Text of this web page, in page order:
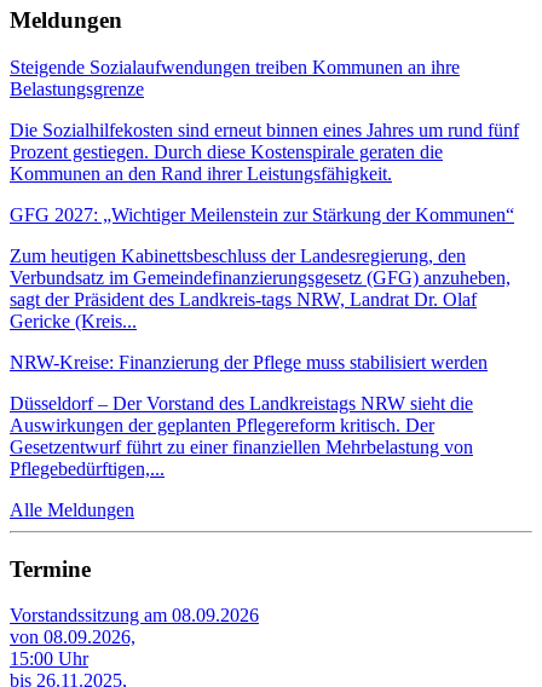
Meldungen
Steigende Sozialaufwendungen treiben Kommunen an ihre
Belastungsgrenze
Die Sozialhilfekosten sind erneut binnen eines Jahres um rund fünf
Prozent gestiegen. Durch diese Kostenspirale geraten die
Kommunen an den Rand ihrer Leistungsfähigkeit.
GFG 2027: „Wichtiger Meilenstein zur Stärkung der Kommunen“
Zum heutigen Kabinettsbeschluss der Landesregierung, den
Verbundsatz im Gemeindefinanzierungsgesetz (GFG) anzuheben,
sagt der Präsident des Landkreis-tags NRW, Landrat Dr. Olaf
Gericke (Kreis...
NRW-Kreise: Finanzierung der Pflege muss stabilisiert werden
Düsseldorf – Der Vorstand des Landkreistags NRW sieht die
Auswirkungen der geplanten Pflegereform kritisch. Der
Gesetzentwurf führt zu einer finanziellen Mehrbelastung von
Pflegebedürftigen,...
Alle Meldungen
Termine
Vorstandssitzung am 08.09.2026
von 08.09.2026,
15:00 Uhr
bis 26.11.2025,